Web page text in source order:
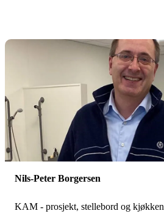
Nils-Peter Borgersen
KAM - prosjekt, stellebord og kjøkken